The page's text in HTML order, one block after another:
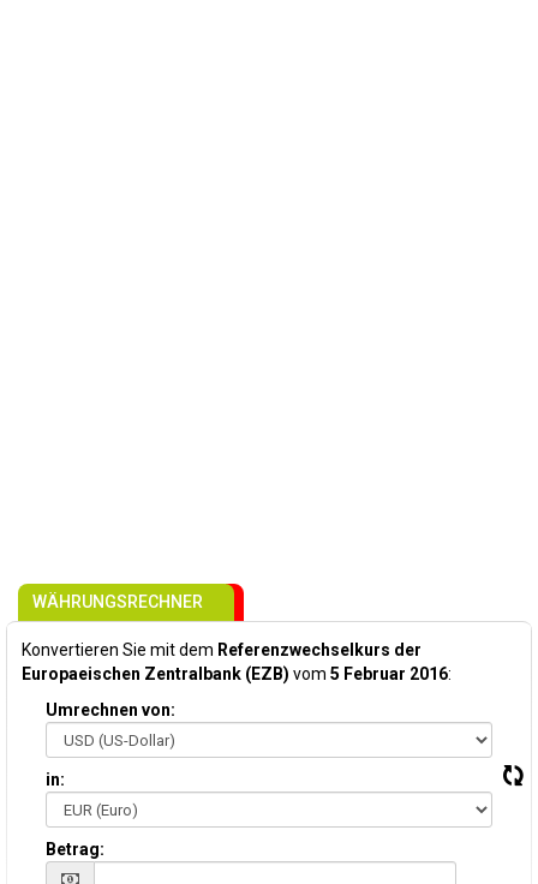
WÄHRUNGSRECHNER
Konvertieren Sie mit dem Referenzwechselkurs der
Europaeischen Zentralbank (EZB) vom 5 Februar 2016:
Umrechnen von:
in:
Betrag: